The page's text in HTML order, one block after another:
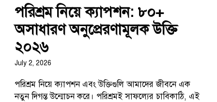
পরিশ্রম নিয়ে ক্যাপশন: ৮০+
অসাধারণ অনুপ্রেরণামূলক উক্তি
২০২৬
July 2, 2026
পরিশ্রম নিয়ে ক্যাপশন এবং উক্তিগুলি আমাদের জীবনে এক
নতুন দিগন্ত উন্মোচন করে। পরিশ্রমই সাফল্যের চাবিকাঠি, এই